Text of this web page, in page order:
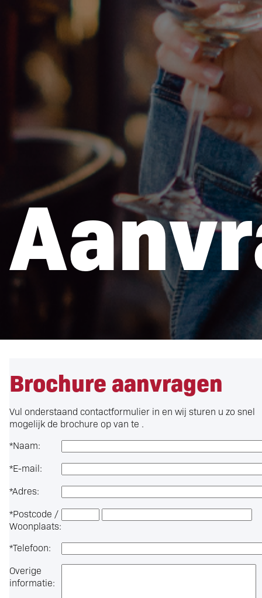
Brochure aanvragen
Vul onderstaand contactformulier in en wij sturen u zo snel
mogelijk de brochure op van te .
*Naam:
*E-mail:
*Adres:
*Postcode /
Woonplaats:
*Telefoon:
Overige
informatie: